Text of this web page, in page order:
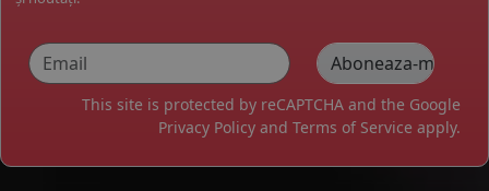
This site is protected by reCAPTCHA and the Google
Privacy Policy and Terms of Service apply.